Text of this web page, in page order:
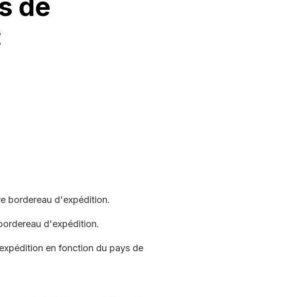
bordereau d'expédition.
d'expédition.
en fonction du pays de